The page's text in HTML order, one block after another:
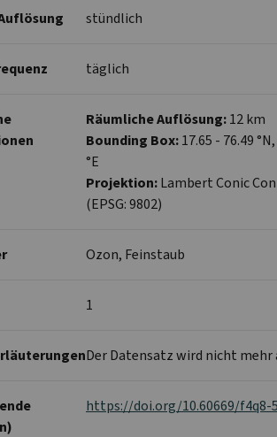
stündlich
täglich
Räumliche Auflösung:12 km
Bounding Box:17.65 - 76.49
°E
Projektion:Lambert Conic
(EPSG: 9802)
Ozon, Feinstaub
1
Der Datensatz wird nicht
https://doi.org/10.60669/f4q8-